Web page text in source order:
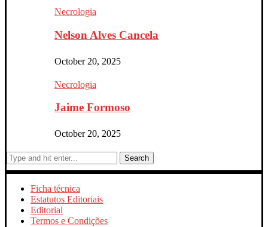
Necrologia
Nelson Alves Cancela
October 20, 2025
Necrologia
Jaime Formoso
October 20, 2025
Search
Ficha técnica
Estatutos Editoriais
Editorial
Termos e Condições